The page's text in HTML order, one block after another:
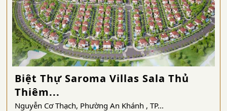
Biệt Thự Saroma Villas Sala Thủ
Thiêm...
Nguyễn Cơ Thạch, Phường An Khánh , TP...